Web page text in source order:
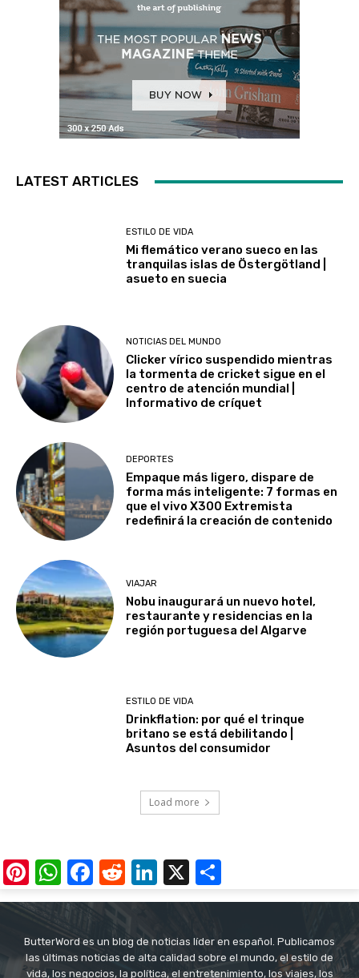
LATEST ARTICLES
ESTILO DE VIDA
Mi flemático verano sueco en las
tranquilas islas de Östergötland |
asueto en suecia
NOTICIAS DEL MUNDO
Clicker vírico suspendido mientras
la tormenta de cricket sigue en el
centro de atención mundial |
Informativo de críquet
DEPORTES
Empaque más ligero, dispare de
forma más inteligente: 7 formas en
que el vivo X300 Extremista
redefinirá la creación de contenido
VIAJAR
Nobu inaugurará un nuevo hotel,
restaurante y residencias en la
región portuguesa del Algarve
ESTILO DE VIDA
Drinkflation: por qué el trinque
britano se está debilitando |
Asuntos del consumidor
Load more
Pinterest
WhatsApp
Facebook
RedditLinkedIn
X
ButterWord es un blog de noticias líder en español. Publicamos
las últimas noticias de alta calidad sobre el mundo, el estilo de
vida, los negocios, la política, el entretenimiento, los viajes, los